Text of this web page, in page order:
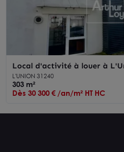
Local d'activité à louer à
axe passant
L'UNION 31240
303 m²
Dès 30 300 € /an/m² HT HC